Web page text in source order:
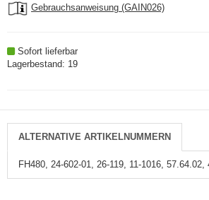
Gebrauchsanweisung (GAIN026)
Sofort lieferbar
Lagerbestand: 19
ALTERNATIVE ARTIKELNUMMERN
FH480, 24-602-01, 26-119, 11-1016, 57.64.02,